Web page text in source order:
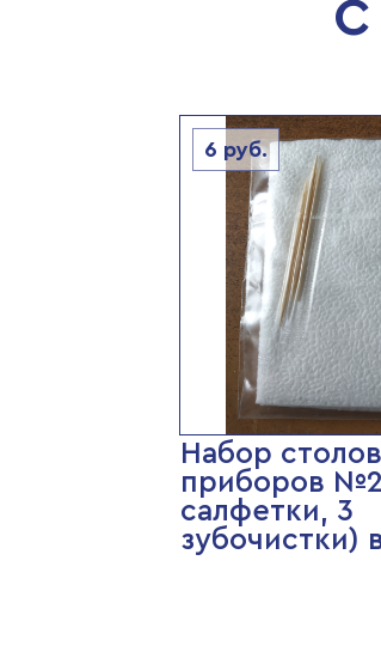
С
6 руб.
Набор
приборов
салфетки, 3
зубочистки)